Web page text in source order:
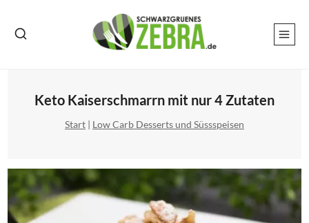
Inhalt
Keto Kaiserschmarrn mit nur 4 Zutaten
Start | Low Carb Desserts und Süssspeisen